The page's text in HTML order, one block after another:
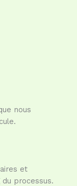
nous
et
processus.